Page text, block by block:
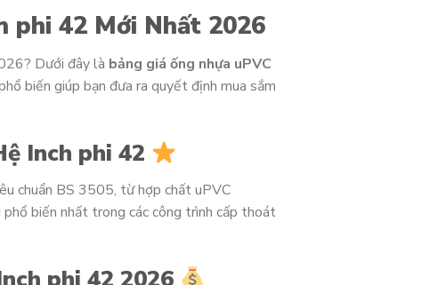
phi 42 Mới Nhất 2026
Dưới đây là bảng giá ống nhựa uPVC
biến giúp bạn đưa ra quyết định mua sắm
Inch phi 42
chuẩn BS 3505, từ hợp chất uPVC
biến nhất trong các công trình cấp thoát